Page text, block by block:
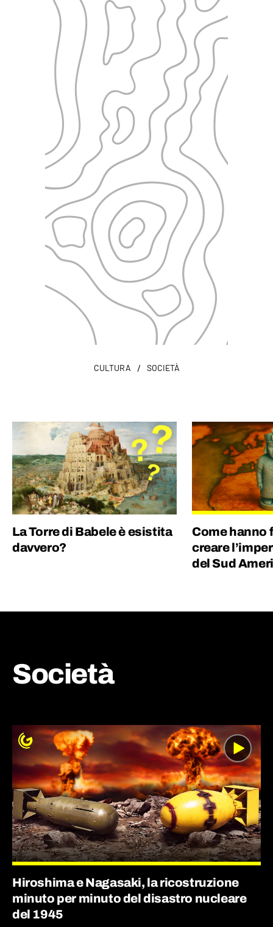
CULTURA / SOCIETÀ
La Torre di Babele è esistita
davvero?
Come hanno
creare
del Sud
Società
Hiroshima e Nagasaki, la ricostruzione
minuto per minuto del disastro nucleare
del 1945